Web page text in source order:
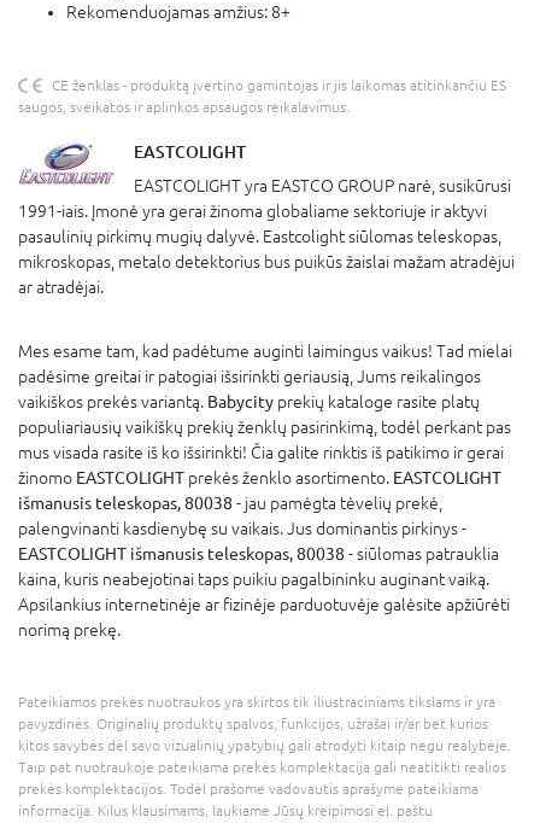
Rekomenduojamas amžius: 8+
CE ženklas - produktą įvertino gamintojas ir jis laikomas atitinkančiu ES
saugos, sveikatos ir aplinkos apsaugos reikalavimus.
EASTCOLIGHT
EASTCOLIGHT yra EASTCO GROUP narė, susikūrusi
1991-iais. Įmonė yra gerai žinoma globaliame sektoriuje ir aktyvi
pasaulinių pirkimų mugių dalyvė. Eastcolight siūlomas teleskopas,
mikroskopas, metalo detektorius bus puikūs žaislai mažam atradėjui
ar atradėjai.
Mes esame tam, kad padėtume auginti laimingus vaikus! Tad mielai
padėsime greitai ir patogiai išsirinkti geriausią, Jums reikalingos
vaikiškos prekės variantą. Babycity prekių kataloge rasite platų
populiariausių vaikiškų prekių ženklų pasirinkimą, todėl perkant pas
mus visada rasite iš ko išsirinkti! Čia galite rinktis iš patikimo ir gerai
žinomo EASTCOLIGHT prekės ženklo asortimento. EASTCOLIGHT
išmanusis teleskopas, 80038 - jau pamėgta tėvelių prekė,
palengvinanti kasdienybę su vaikais. Jus dominantis pirkinys -
EASTCOLIGHT išmanusis teleskopas, 80038 - siūlomas patrauklia
kaina, kuris neabejotinai taps puikiu pagalbininku auginant vaiką.
Apsilankius internetinėje ar fizinėje parduotuvėje galėsite apžiūrėti
norimą prekę.
Pateikiamos prekės nuotraukos yra skirtos tik iliustraciniams tikslams ir yra
pavyzdinės. Originalių produktų spalvos, funkcijos, užrašai ir/ar bet kurios
kitos savybės dėl savo vizualinių ypatybių gali atrodyti kitaip negu realybėje.
Taip pat nuotraukoje pateikiama prekės komplektacija gali neatitikti realios
prekės komplektacijos. Todėl prašome vadovautis aprašyme pateikiama
informacija. Kilus klausimams, laukiame Jūsų kreipimosi el. paštu